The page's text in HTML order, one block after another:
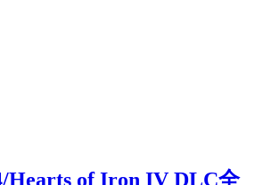
Hearts of Iron IV DLC全